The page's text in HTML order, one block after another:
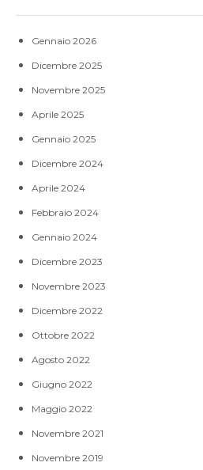
Gennaio 2026
Dicembre 2025
Novembre 2025
Aprile 2025
Gennaio 2025
Dicembre 2024
Aprile 2024
Febbraio 2024
Gennaio 2024
Dicembre 2023
Novembre 2023
Dicembre 2022
Ottobre 2022
Agosto 2022
Giugno 2022
Maggio 2022
Novembre 2021
Novembre 2019